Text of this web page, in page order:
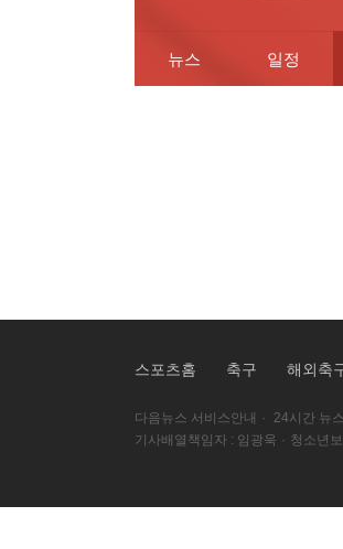
뉴스 일정
스포츠홈 축구 해외축
다음뉴스 서비스안내 · 24시간 뉴
기사배열책임자 : 임광욱 · 청소년